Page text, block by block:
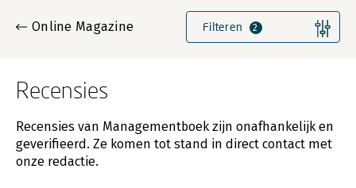
Gevonden artikelen
Online Magazine Filteren 2
Recensies
Recensies van Managementboek zijn onafhankelijk en
geverifieerd. Ze komen tot stand in direct contact met
onze redactie.